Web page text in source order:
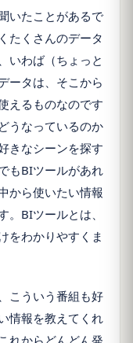
いたことがあるで
たくさんのデータ
いわば（ちょっと
ータは、そこから
えるものなのです
うなっているのか
きなシーンを探す
もBIツールがあれ
から使いたい情報
。BIツールとは、
をわかりやすくま
こういう番組も好
情報を教えてくれ